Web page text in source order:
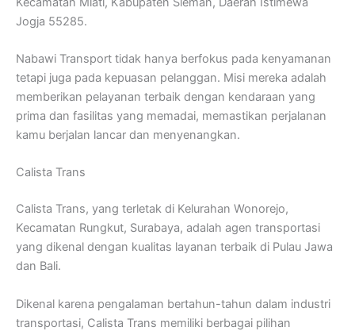
Jogja 55285.
Nabawi Transport tidak hanya berfokus pada kenyamanan
tetapi juga pada kepuasan pelanggan. Misi mereka adalah
memberikan pelayanan terbaik dengan kendaraan yang
prima dan fasilitas yang memadai, memastikan perjalanan
kamu berjalan lancar dan menyenangkan.
Calista Trans
Calista Trans, yang terletak di Kelurahan Wonorejo,
Kecamatan Rungkut, Surabaya, adalah agen transportasi
yang dikenal dengan kualitas layanan terbaik di Pulau Jawa
dan Bali.
Dikenal karena pengalaman bertahun-tahun dalam industri
transportasi, Calista Trans memiliki berbagai pilihan